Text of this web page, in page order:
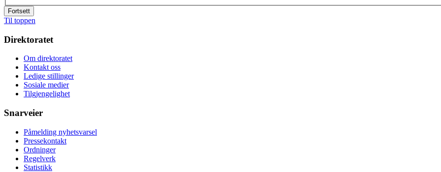
Fortsett
Til toppen
Direktoratet
Om direktoratet
Kontakt oss
Ledige stillinger
Sosiale medier
Tilgjengelighet
Snarveier
Påmelding nyhetsvarsel
Pressekontakt
Ordninger
Regelverk
Statistikk